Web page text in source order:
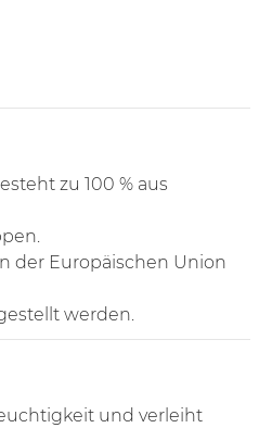
zu 100 % aus
der Europäischen Union
werden.
und verleiht